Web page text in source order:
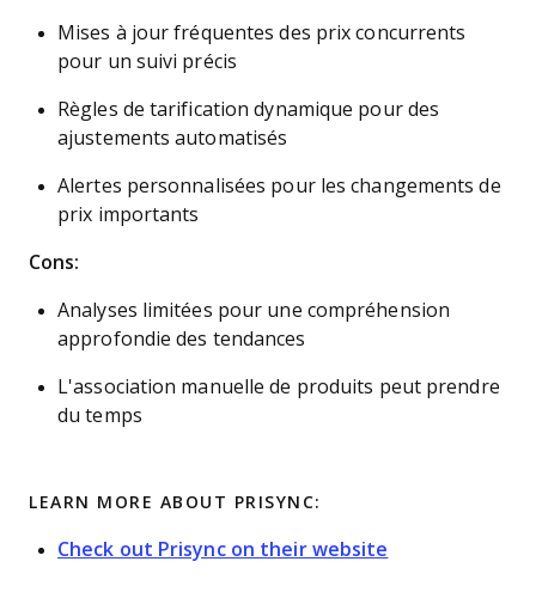
Mises à jour fréquentes des prix concurrents
pour un suivi précis
Règles de tarification dynamique pour des
ajustements automatisés
Alertes personnalisées pour les changements de
prix importants
Cons:
Analyses limitées pour une compréhension
approfondie des tendances
L'association manuelle de produits peut prendre
du temps
LEARN MORE ABOUT PRISYNC:
Check out Prisync on their website